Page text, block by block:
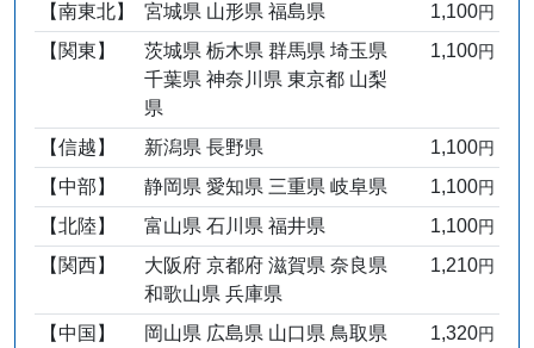
【南東北】 宮城県 山形県 福島県 1,100円
【関東】
茨城県 栃木県 群馬県 埼玉県
千葉県 神奈川県 東京都 山梨
県
1,100円
【信越】 新潟県 長野県 1,100円
【中部】 静岡県 愛知県 三重県 岐阜県 1,100円
【北陸】 富山県 石川県 福井県 1,100円
【関西】
大阪府 京都府 滋賀県 奈良県
和歌山県 兵庫県
1,210円
【中国】
岡山県 広島県 山口県 鳥取県
1,320円